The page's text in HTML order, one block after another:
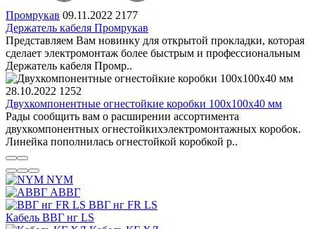
Промрукав 09.11.2022 2177
Держатель кабеля Промрукав
Представляем Вам новинку для открытой прокладки, которая
сделает электромонтаж более быстрым и профессиональным
Держатель кабеля Промр..
28.10.2022 1252
Двухкомпонентные огнестойкие коробки 100х100х40 мм
Рады сообщить вам о расширении ассортимента
двухкомпонентных огнестойкихэлектромонтажных коробок.
Линейка пополнилась огнестойкой коробкой р..
NYM
АВВГ
ВВГ нг FR LS
Кабель ВВГ нг LS